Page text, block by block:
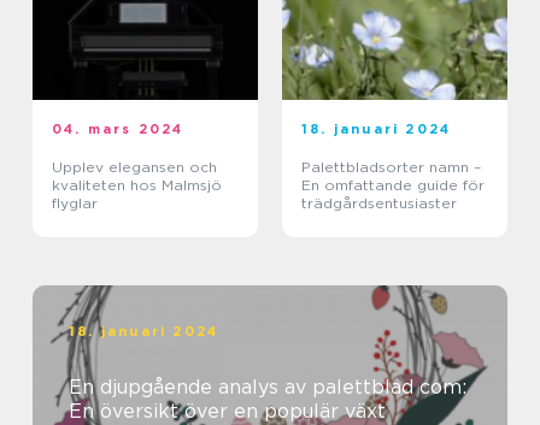
04. mars 2024
Upplev elegansen och
kvaliteten hos Malmsjö
flyglar
18. januari 2024
Palettbladsorter namn –
En omfattande guide för
trädgårdsentusiaster
18. januari 2024
En djupgående analys av palettblad com:
En översikt över en populär växt